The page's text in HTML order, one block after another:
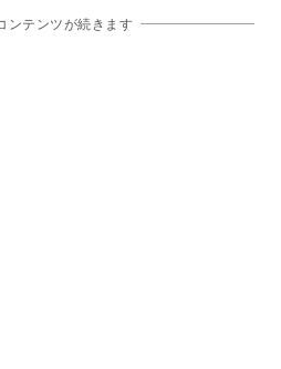
ンテンツが続きます